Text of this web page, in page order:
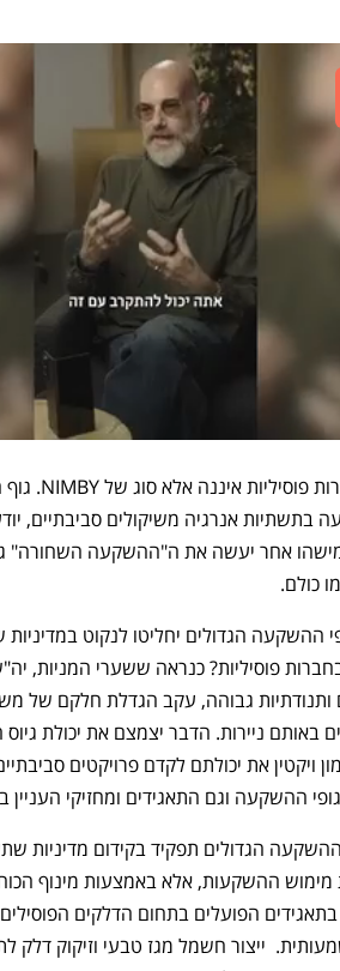
כולם.
ההשקעה וגם התאגידים ומחזיקי העניין